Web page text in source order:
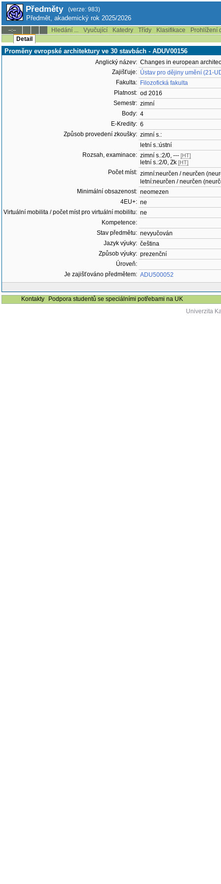
Předměty (verze: 983)
Předmět, akademický rok 2025/2026
--:-- Hledání ... Vyučující Katedry Třídy Klasifikace
Prohlížení
Detail
Proměny evropské architektury ve 30 stavbách - ADUV00156
Anglický název: Changes in european
Zajišťuje: Ústav pro dějiny umění (21-
Fakulta: Filozofická fakulta
Platnost: od 2016
Semestr: zimní
Body: 4
E-Kredity: 6
Způsob provedení zkoušky: zimní s.:
letní s.:ústní
Rozsah, examinace: zimní s.:2/0, --- [HT]
letní s.:2/0, Zk [HT]
Počet míst: zimní:neurčen / neurčen
letní:neurčen / neurčen
Minimální obsazenost: neomezen
4EU+: ne
Virtuální mobilita / počet míst pro virtuální mobilitu: ne
Kompetence:
Stav předmětu: nevyučován
Jazyk výuky: čeština
Způsob výuky: prezenční
Úroveň:
Je zajišťováno předmětem: ADU500052
Kontakty
Podpora studentů se speciálními potřebami na UK
Univerzita